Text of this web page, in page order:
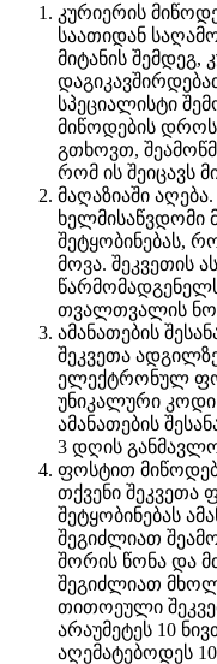
კურიერის
საათიდან
მიტანის შემდეგ,
სპეციალისტი
მიწოდების
გთხოვთ,
რომ ის შეიცავს
მაღაზიაში
ხელმისაწვდომი
შეტყობინებას,
მოვა. შეკვეთის
თვალთვალის
ამანათების
შეკვეთა
ელექტრონულ
უნიკალური
ამანათების
3 დღის
ფოსტით
თქვენი შეკვეთა
შეტყობინებას
შეგიძლიათ
შორის წონა და
შეგიძლიათ
თითოეული
არაუმეტეს 10
აღემატებოდეს